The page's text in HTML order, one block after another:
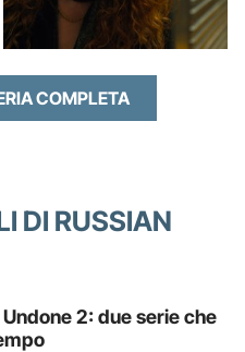
COMPLETA
DI RUSSIAN
2: due serie che